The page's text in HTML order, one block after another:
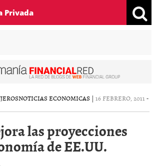
Privada
NOTICIAS ECONOMICAS | 16 FEBRERO, 2011 -
las proyecciones
de EE.UU.